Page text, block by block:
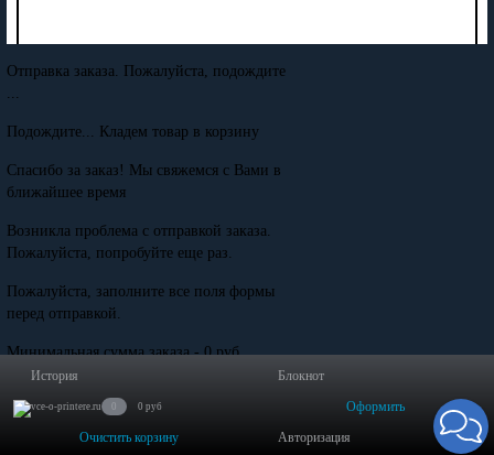
История Блокнот
0 0 руб
Оформить
Очистить корзину
Авторизация
Отправка заказа. Пожалуйста, подождите
...
Подождите... Кладем товар в корзину
Спасибо за заказ! Мы свяжемся с Вами в
ближайшее время
Возникла проблема с отправкой заказа.
Пожалуйста, попробуйте еще раз.
Пожалуйста, заполните все поля формы
перед отправкой.
Минимальная сумма заказа - 0 руб.